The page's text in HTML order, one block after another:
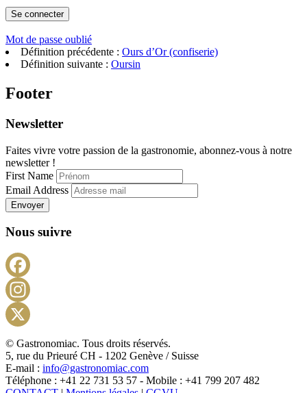
Mot de passe oublié
Définition précédente : Ours d’Or (confiserie)
Définition suivante : Oursin
Footer
Newsletter
Faites vivre votre passion de la gastronomie, abonnez-vous à notre
newsletter !
First Name
Email Address
Envoyer
Nous suivre
X
© Gastronomiac. Tous droits réservés.
5, rue du Prieuré CH - 1202 Genève / Suisse
E-mail : info@gastronomiac.com
Téléphone : +41 22 731 53 57 - Mobile : +41 799 207 482